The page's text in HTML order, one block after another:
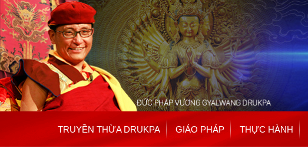
TRUYỀN THỪA DRUKPA GIÁO PHÁP THỰC HÀNH